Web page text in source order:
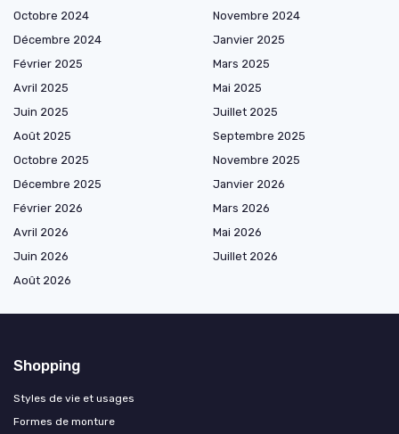
Octobre 2024
Novembre 2024
Décembre 2024
Janvier 2025
Février 2025
Mars 2025
Avril 2025
Mai 2025
Juin 2025
Juillet 2025
Août 2025
Septembre 2025
Octobre 2025
Novembre 2025
Décembre 2025
Janvier 2026
Février 2026
Mars 2026
Avril 2026
Mai 2026
Juin 2026
Juillet 2026
Août 2026
Shopping
Styles de vie et usages
Formes de monture